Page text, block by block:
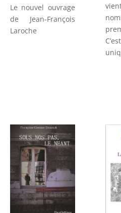
Le nouvel ouvrage
de Jean-François
Laroche